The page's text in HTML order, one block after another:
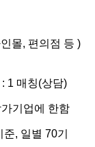
몰, 편의점 등 )
1 매칭(상담)
기업에 한함
, 일별 70기